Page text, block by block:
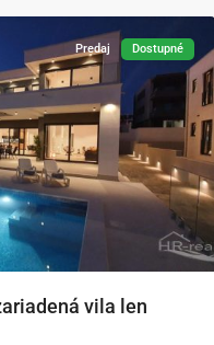
Predaj Dostupné
vila len